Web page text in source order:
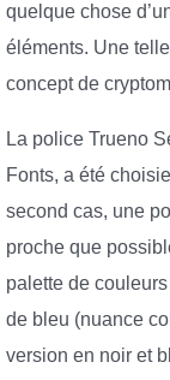
quelque chose
éléments. Une
concept de
La police Trueno
Fonts, a été
second cas, une
proche que
palette de
de bleu (nuance
version en noir et